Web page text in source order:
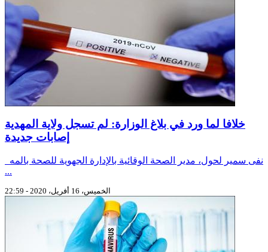
خلافا لما ورد في بلاغ الوزارة: لم تسجل ولاية المهدية
إصابات جديدة
...
الخميس، 16 أفريل، 2020 - 22:59